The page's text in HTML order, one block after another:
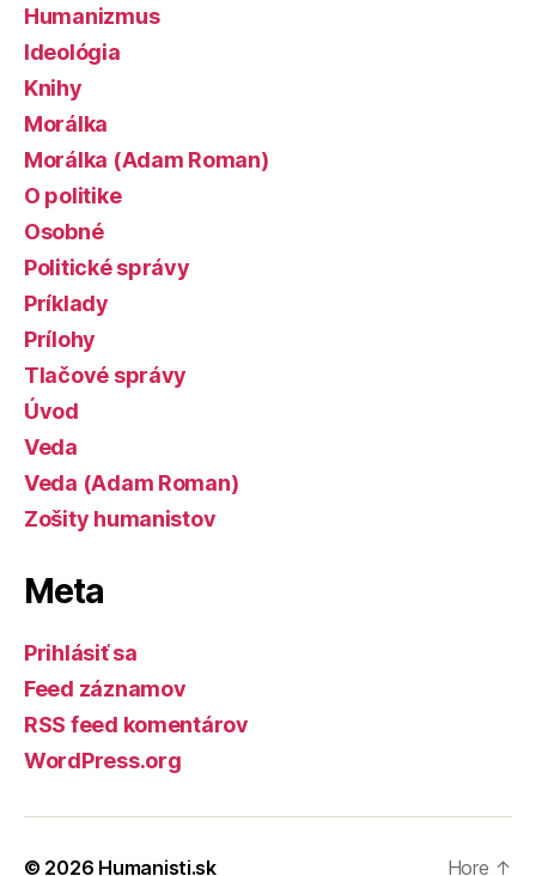
Humanizmus
Ideológia
Knihy
Morálka
Morálka (Adam Roman)
O politike
Osobné
Politické správy
Príklady
Prílohy
Tlačové správy
Úvod
Veda
Veda (Adam Roman)
Zošity humanistov
Meta
Prihlásiť sa
Feed záznamov
RSS feed komentárov
WordPress.org
© 2026 Humanisti.sk Hore ↑